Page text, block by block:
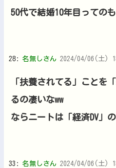
50代で結婚10年目っての
28: 名無しさん 2024/04/06(土)
「扶養されてる」ことを
るの凄いなww
ならニートは「経済DV」
33: 名無しさん 2024/04/06(土)